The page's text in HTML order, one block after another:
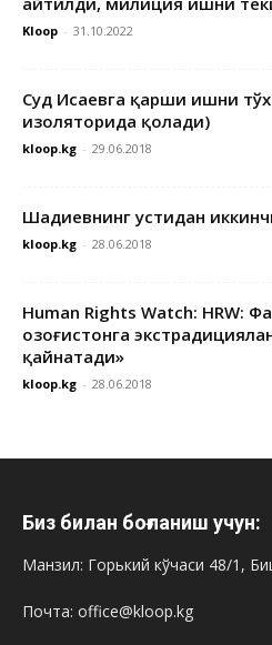
Kloop - 31.10.2022
Суд Исаевга қарши ишни
изоляторида қолади)
kloop.kg - 29.06.2018
Шадиевнинг устидан
kloop.kg - 28.06.2018
Human Rights Watch: HRW:
Қозоғистонга
қайнатади»
kloop.kg - 28.06.2018
Биз билан боғланиш учун:
Манзил: Горький кўчаси 48/1,
Почта: office@kloop.kg